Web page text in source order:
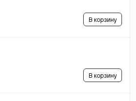
В корзину
В корзину